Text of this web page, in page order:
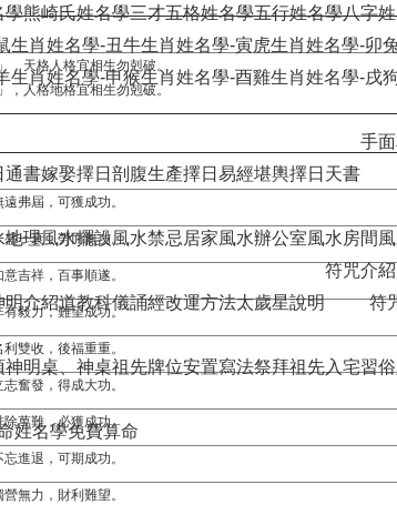
學熊崎氏姓名學三才五格姓名學五行姓名學八字
生肖姓名學-丑牛生肖姓名學-寅虎生肖姓名學-卯
生肖姓名學-申猴生肖姓名學-酉雞生肖姓名學-戌
通書嫁娶擇日 剖腹生產擇日 易經堪輿擇日天書
手
地理風水擺設風水禁忌 居家風水辦公室風水房間
明介紹道教科儀誦經改運方法太歲星說明
符咒介紹
符
神明桌、神桌祖先牌位安置寫法祭拜祖先入宅習俗
姓名學免費算命
，天格人格宜相生勿剋破。
，人格地格宜相生勿剋破。
弗屆，可獲成功。
一衰，勞而無功。
吉祥，百事順遂。
毅力，難望成功。
雙收，後福重重。
奮發，得成大功。
萬難，必獲成功。
進退，可期成功。
無力，財利難望。